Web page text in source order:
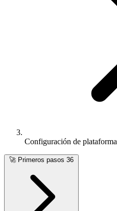
Configuración de plataforma
🚀 Primeros pasos 36